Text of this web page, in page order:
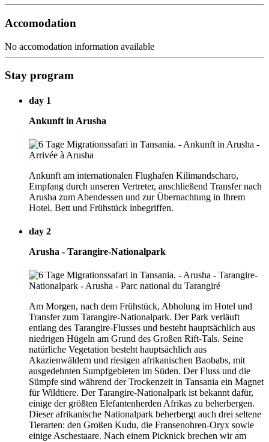
Accomodation
No accomodation information available
Stay program
day 1
Ankunft in Arusha
Ankunft am internationalen Flughafen Kilimandscharo,
Empfang durch unseren Vertreter, anschließend Transfer nach
Arusha zum Abendessen und zur Übernachtung in Ihrem
Hotel. Bett und Frühstück inbegriffen.
day 2
Arusha - Tarangire-Nationalpark
Am Morgen, nach dem Frühstück, Abholung im Hotel und
Transfer zum Tarangire-Nationalpark. Der Park verläuft
entlang des Tarangire-Flusses und besteht hauptsächlich aus
niedrigen Hügeln am Grund des Großen Rift-Tals. Seine
natürliche Vegetation besteht hauptsächlich aus
Akazienwäldern und riesigen afrikanischen Baobabs, mit
ausgedehnten Sumpfgebieten im Süden. Der Fluss und die
Sümpfe sind während der Trockenzeit in Tansania ein Magnet
für Wildtiere. Der Tarangire-Nationalpark ist bekannt dafür,
einige der größten Elefantenherden Afrikas zu beherbergen.
Dieser afrikanische Nationalpark beherbergt auch drei seltene
Tierarten: den Großen Kudu, die Fransenohren-Oryx sowie
einige Aschestaare. Nach einem Picknick brechen wir am